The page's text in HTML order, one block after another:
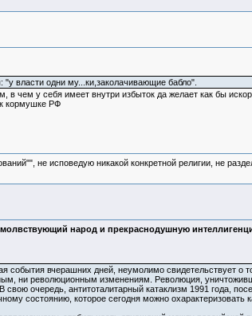
власти одни му...ки,заколачивающие бабло".
чем у себя имеет внутри избыток да желает как бы
кормушке РФ
не исповедую никакой конкретной религии, не
народ и прекраснодушную
события вчерашних дней, неумолимо свидетельствует о
ни революционным изменениям. Революция,
очередь, антитоталитарный катаклизм 1991 года,
состоянию, которое сегодня можно охарактеризовать